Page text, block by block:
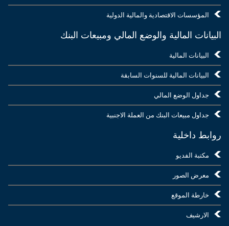
المؤسسات الاقتصادية والمالية الدولية
البيانات المالية والوضع المالي ومبيعات البنك
البيانات المالية
البيانات المالية للسنوات السابقة
جداول الوضع المالي
جداول مبيعات البنك من العملة الاجنبية
روابط داخلية
مكتبة الفديو
معرض الصور
خارطة الموقع
الارشيف